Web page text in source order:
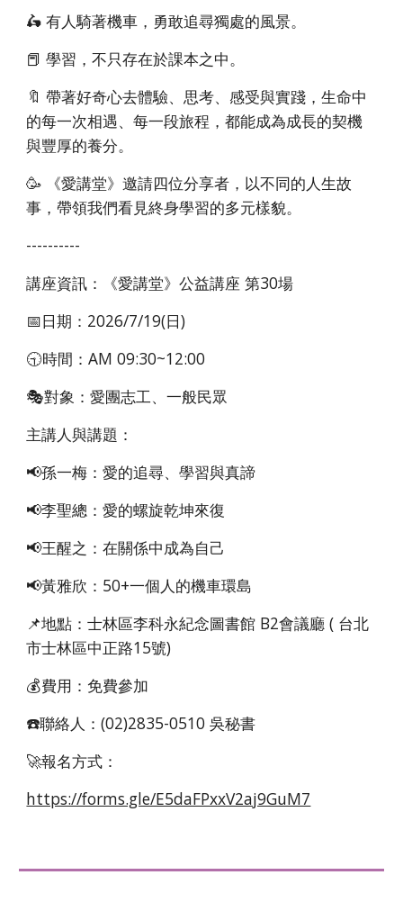
🛵 有人騎著機車，勇敢追尋獨處的風景。
📕 學習，不只存在於課本之中。
🔖 帶著好奇心去體驗、思考、感受與實踐，生命中
的每一次相遇、每一段旅程，都能成為成長的契機
與豐厚的養分。
🥳 《愛講堂》邀請四位分享者，以不同的人生故
事，帶領我們看見終身學習的多元樣貌。
----------
講座資訊：《愛講堂》公益講座 第30場
📅日期：2026/7/19(日)
🕤時間：AM 09:30~12:00
🎭對象：愛團志工、一般民眾
主講人與講題：
📢孫一梅：愛的追尋、學習與真諦
📢李聖總：愛的螺旋乾坤來復
📢王醒之：在關係中成為自己
📢黃雅欣：50+一個人的機車環島
📌地點：士林區李科永紀念圖書館 B2會議廳 ( 台北
市士林區中正路15號)
💰費用：免費參加
☎️聯絡人：(02)2835-0510 吳秘書
🚀報名方式：
https://forms.gle/E5daFPxxV2aj9GuM7